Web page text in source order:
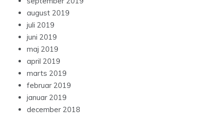
august 2019
juli 2019
juni 2019
maj 2019
april 2019
marts 2019
februar 2019
januar 2019
december 2018